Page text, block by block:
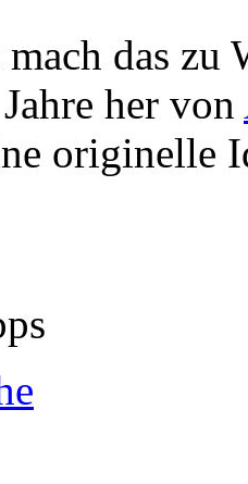
das
her von
originelle